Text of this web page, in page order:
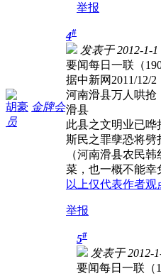
举报
胡豪 金牌会
员
4#
发表于 2012-1-1
要闻每日一联（
据中新网2011/12/2
河南滑县万人哄抢
滑县
此县之文明业已哗
斯民之罪孽恐将劈
（河南滑县农民
菜，也一概不能幸
以上仅代表作者
举报
5#
发表于 2012-
要闻每日一联（